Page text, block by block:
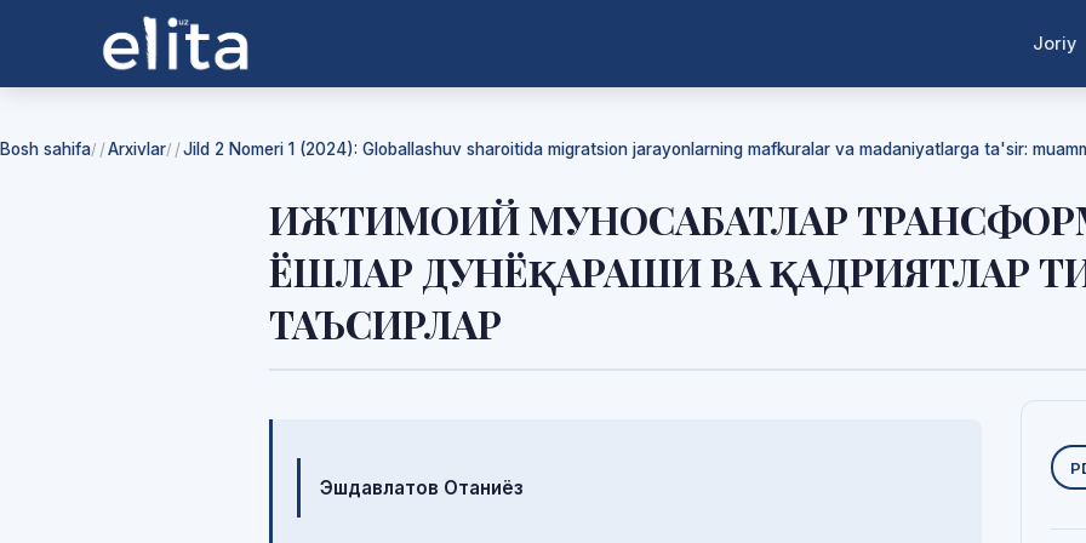
Joriy
Bosh sahifa/ Arxivlar/ Jild 2 Nomeri 1 (2024): Globallashuv sharoitida migratsion jarayonlarning mafkuralar va madaniyatlarga ta'sir:
ИЖТИМОИЙ МУНОСАБАТЛАР
ЁШЛАР ДУНЁҚАРАШИ ВА ҚАДРИЯТЛАР
ТАЪСИРЛАР
Mualliflar
Эшдавлатов Отаниёз